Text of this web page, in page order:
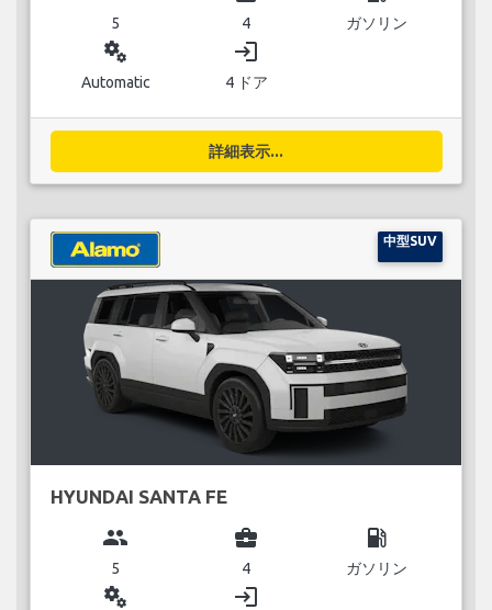
5 4 ガソリン
miscellaneous_services
Automatic
login
4 ドア
詳細表示...
中型SUV
HYUNDAI SANTA FE
group
5
business_center
4
local_gas_station
ガソリン
miscellaneous_services login